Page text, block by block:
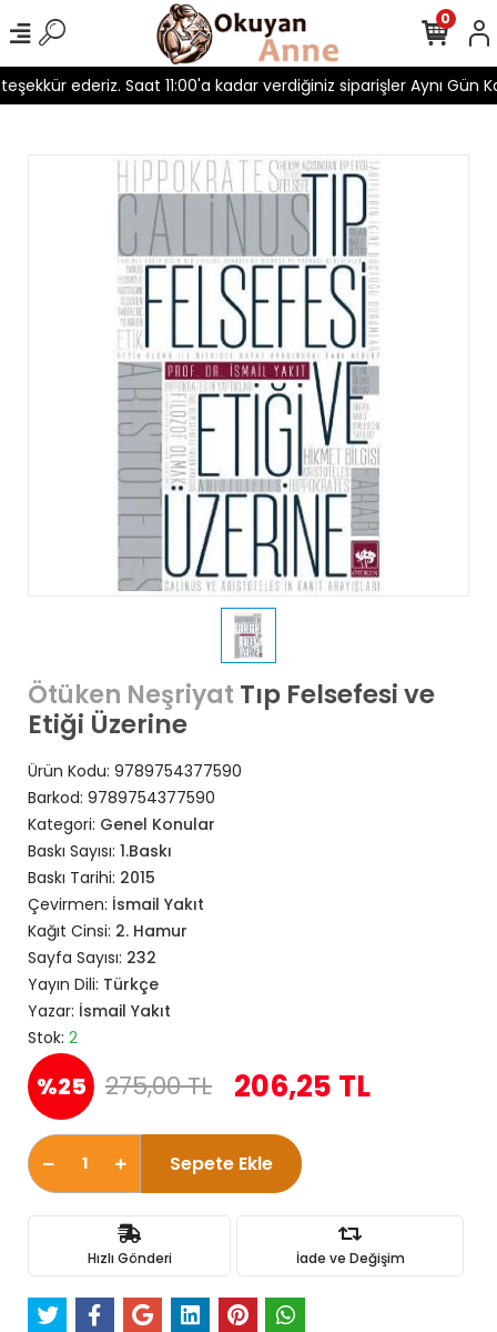
ederiz. Saat 11:00'a kadar verdiğiniz siparişler Aynı Gün
0
Ötüken Neşriyat Tıp Felsefesi ve
Etiği Üzerine
Ürün Kodu: 9789754377590
Barkod: 9789754377590
Kategori: Genel Konular
Baskı Sayısı: 1.Baskı
Baskı Tarihi: 2015
Çevirmen: İsmail Yakıt
Kağıt Cinsi: 2. Hamur
Sayfa Sayısı: 232
Yayın Dili: Türkçe
Yazar: İsmail Yakıt
Stok: 2
%25 275,00 TL 206,25 TL
Sepete Ekle
Hızlı Gönderi İade ve Değişim